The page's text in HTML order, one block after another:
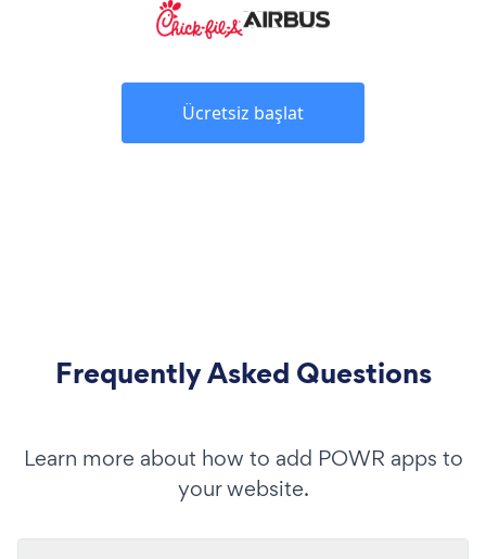
Ücretsiz başlat
Frequently Asked Questions
Learn more about how to add POWR apps to
your website.